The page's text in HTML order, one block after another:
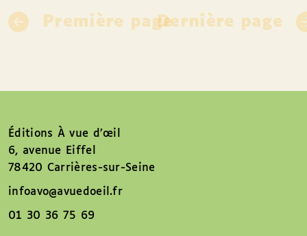
Première pageDernière page
Éditions À vue d’œil
6, avenue Eiffel
78420 Carrières-sur-Seine
infoavo@avuedoeil.fr
01 30 36 75 69